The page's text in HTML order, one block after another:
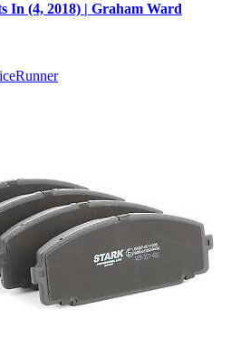
In (4, 2018) | Graham Ward